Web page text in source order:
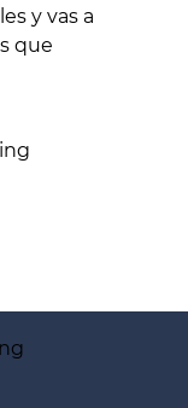
y vas a
que